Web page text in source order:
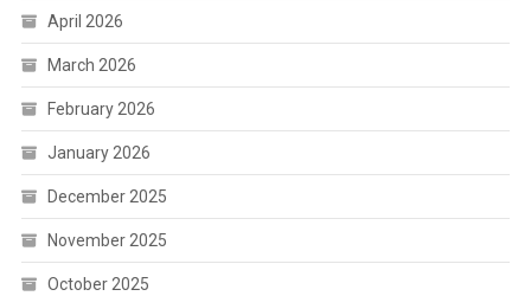
April 2026
March 2026
February 2026
January 2026
December 2025
November 2025
October 2025